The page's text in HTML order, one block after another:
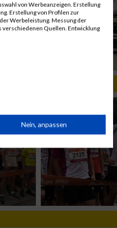
von Werbeanzeigen. Erstellung
Erstellung von Profilen zur
Werbeleistung. Messung der
verschiedenen Quellen. Entwicklung
Nein, anpassen